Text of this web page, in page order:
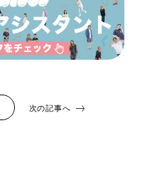
次の記事へ